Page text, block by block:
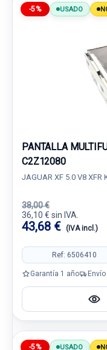
-5% USADO
PANTALLA
C2Z12080
JAGUAR XF 5.0 V8 XFR
38,00 €
36,10 € sin IVA.
43,68 € (IVA incl.)
Ref: 6506410
Garantía 1 año
-5% USADO